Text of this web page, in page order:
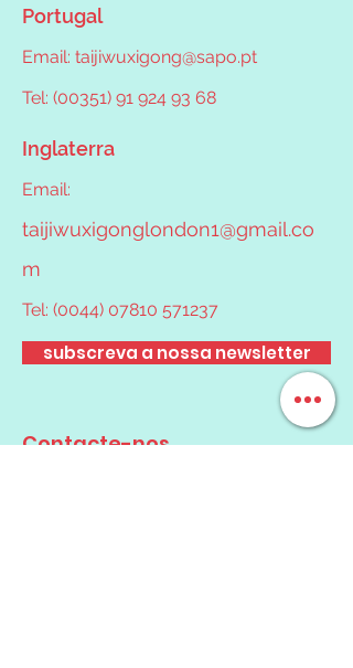
Portugal
Email: taijiwuxigong@sapo.pt
Tel: (00351) 91 924 93 68
Inglaterra
Email:
taijiwuxigonglondon1@gmail.co
m
Tel: (0044) 07810 571237
subscreva a nossa newsletter
Contacte-nos